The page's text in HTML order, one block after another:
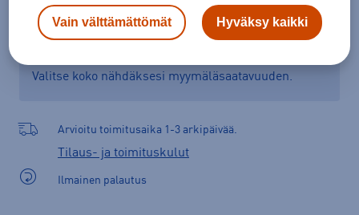
Verkkokauppa: SaatavillaMyymälät: Saatavilla
Valitse koko nähdäksesi myymäläsaatavuuden.
Arvioitu toimitusaika 1-3 arkipäivää.
Tilaus- ja toimituskulut
Ilmainen palautus
Vain välttämättömät Hyväksy kaikki